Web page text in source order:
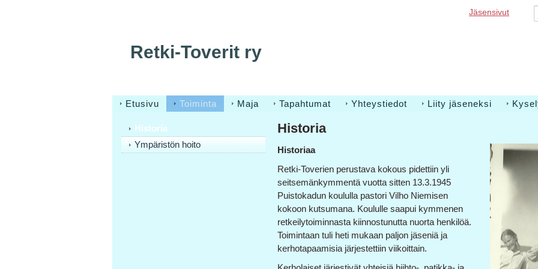
Jäsensivut
Retki-Toverit ry
Etusivu Toiminta Maja Tapahtumat Yhteystiedot Liity jäseneksi
Historia
Historiaa
Retki-Toverien perustava kokous pidettiin yli
seitsemänkymmentä vuotta sitten 13.3.1945
Puistokadun koululla pastori Vilho Niemisen
kokoon kutsumana. Koululle saapui kymmenen
retkeilytoiminnasta kiinnostunutta nuorta henkilöä.
Toimintaan tuli heti mukaan paljon jäseniä ja
kerhotapaamisia järjestettiin viikoittain.
Historia
Ympäristön hoito